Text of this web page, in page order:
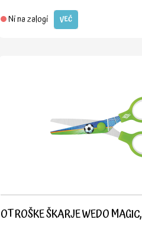
Ni na zalogi VEČ
OTROŠKE ŠKARJE WEDO